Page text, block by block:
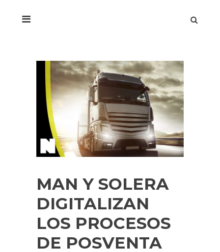
MAN Y SOLERA
DIGITALIZAN
LOS PROCESOS
DE POSVENTA